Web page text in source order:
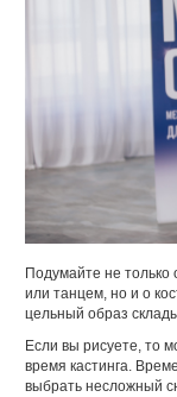
Подумайте не только
или танцем, но и о
цельный образ
Если вы рисуете, то
время кастинга.
выбрать несложный